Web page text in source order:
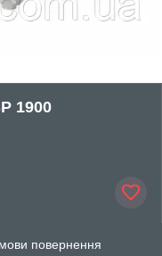
1900
повернення